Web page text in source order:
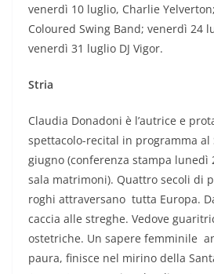
venerdì 10 luglio, Charlie
Coloured Swing Band; venerdì 24
venerdì 31 luglio DJ Vigor.
Stria
Claudia Donadoni è l’autrice e
spettacolo-recital in programma al
giugno (conferenza stampa lunedì
sala matrimoni). Quattro secoli di
roghi attraversano tutta Europa.
caccia alle streghe. Vedove
ostetriche. Un sapere femminile
paura, finisce nel mirino della